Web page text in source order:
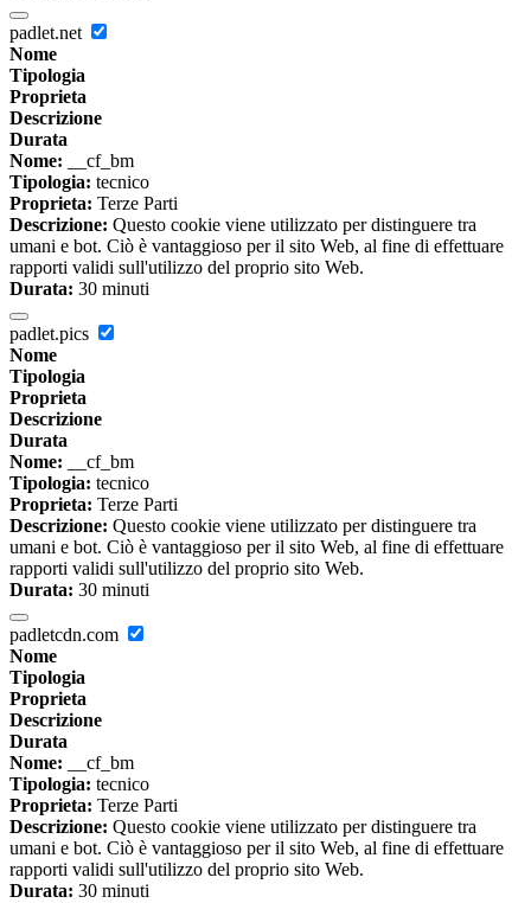
padlet.net
Nome
Tipologia
Proprieta
Descrizione
Durata
Nome: __cf_bm
Tipologia: tecnico
Proprieta: Terze Parti
Descrizione: Questo cookie viene utilizzato per distinguere tra
umani e bot. Ciò è vantaggioso per il sito Web, al fine di effettuare
rapporti validi sull'utilizzo del proprio sito Web.
Durata: 30 minuti
padlet.pics
Nome
Tipologia
Proprieta
Descrizione
Durata
Nome: __cf_bm
Tipologia: tecnico
Proprieta: Terze Parti
Descrizione: Questo cookie viene utilizzato per distinguere tra
umani e bot. Ciò è vantaggioso per il sito Web, al fine di effettuare
rapporti validi sull'utilizzo del proprio sito Web.
Durata: 30 minuti
padletcdn.com
Nome
Tipologia
Proprieta
Descrizione
Durata
Nome: __cf_bm
Tipologia: tecnico
Proprieta: Terze Parti
Descrizione: Questo cookie viene utilizzato per distinguere tra
umani e bot. Ciò è vantaggioso per il sito Web, al fine di effettuare
rapporti validi sull'utilizzo del proprio sito Web.
Durata: 30 minuti